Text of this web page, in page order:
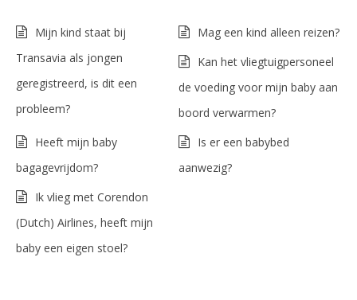
Mijn kind staat bij
Transavia als jongen
geregistreerd, is dit een
probleem?
Mag een kind alleen reizen?
Kan het vliegtuigpersoneel
de voeding voor mijn baby aan
boord verwarmen?
Heeft mijn baby
bagagevrijdom?
Is er een babybed
aanwezig?
Ik vlieg met Corendon
(Dutch) Airlines, heeft mijn
baby een eigen stoel?